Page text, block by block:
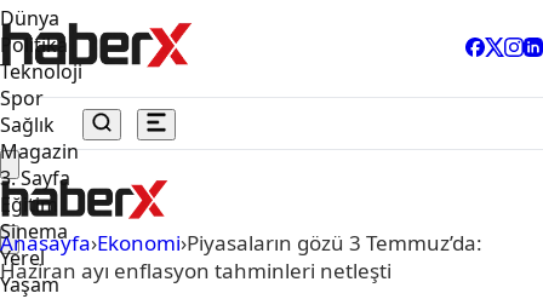
Dünya
Politika
Teknoloji
Spor
Sağlık
Magazin
3. Sayfa
Eğitim
Sinema
Yerel
Yaşam
Anasayfa›Ekonomi›Piyasaların gözü 3 Temmuz’da:
Haziran ayı enflasyon tahminleri netleşti